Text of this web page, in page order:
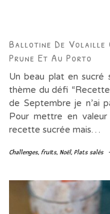
Ballotine De Volaille
Prune Et Au Porto
Un beau plat en sucré
thème du défi “Recette
de Septembre je n’ai
Pour mettre en valeur
recette sucrée mais…
Challenges, fruits, Noël, Plats salés -